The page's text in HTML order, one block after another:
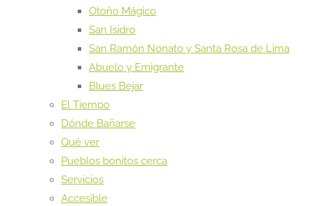
Otoño Mágico
San Isidro
San Ramón Nonato y Santa Rosa de Lima
Abuelo y Emigrante
Blues Bejar
El Tiempo
Dónde Bañarse
Qué ver
Pueblos bonitos cerca
Servicios
Accesible